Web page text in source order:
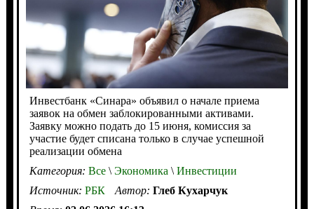
Инвестбанк «Синара» объявил о начале приема
заявок на обмен заблокированными активами.
Заявку можно подать до 15 июня, комиссия за
участие будет списана только в случае успешной
реализации обмена
Категория: Все\Экономика \Инвестиции
Источник: РБК Автор: Глеб Кухарчук